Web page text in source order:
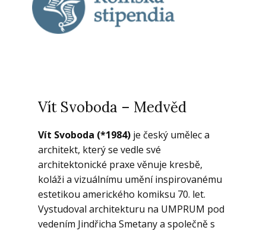
Vít Svoboda – Medvěd
Vít Svoboda (*1984) je český umělec a
architekt, který se vedle své
architektonické praxe věnuje kresbě,
koláži a vizuálnímu umění inspirovanému
estetikou amerického komiksu 70. let.
Vystudoval architekturu na UMPRUM pod
vedením Jindřicha Smetany a společně s